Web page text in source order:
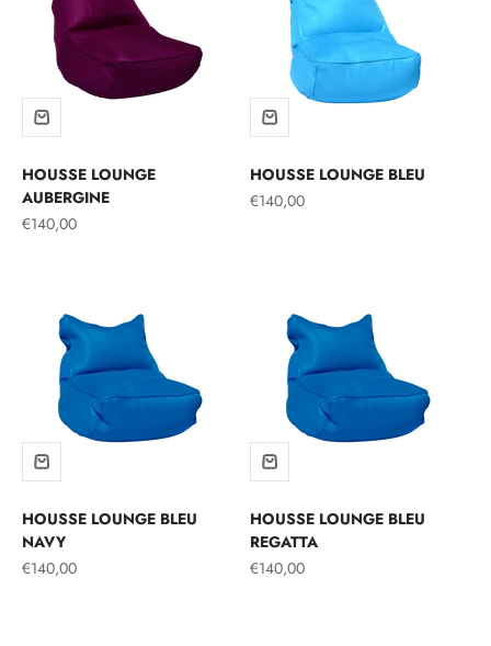
HOUSSE LOUNGE
AUBERGINE
Prix de vente
€140,00
HOUSSE LOUNGE BLEU
Prix de vente
€140,00
HOUSSE LOUNGE BLEU
NAVY
Prix de vente
€140,00
HOUSSE LOUNGE BLEU
REGATTA
Prix de vente
€140,00